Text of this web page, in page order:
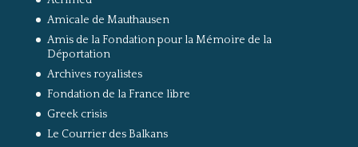
Amicale de Mauthausen
Amis de la Fondation pour la Mémoire de la
Déportation
Archives royalistes
Fondation de la France libre
Greek crisis
Le Courrier des Balkans